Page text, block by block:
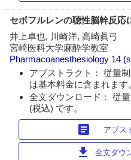
セボフルレンの聴性脳幹反応
井上卓也, 川崎洋, 高崎眞弓
宮崎医科大学麻酔学教室
Pharmacoanesthesiology 14
アブストラクト： 従量
は基本料金に含まれます
全文ダウンロード： 従
(税込) です。
article アブス
download 全文ダウ